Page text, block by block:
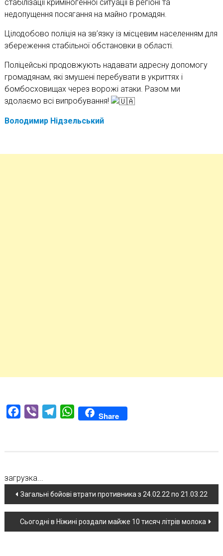
стабілізації криміногенної ситуації в регіоні та
недопущення посягання на майно громадян.
Цілодобово поліція на зв’язку із місцевим населенням для
збереження стабільної обстановки в області.
Поліцейські продовжують надавати адресну допомогу
громадянам, які змушені перебувати в укриттях і
бомбосховищах через ворожі атаки. Разом ми
здолаємо всі випробування!
Володимир Нідзельський
Facebook
Viber TelegramWhatsAppShare
загрузка...
Навігація
по
новині
Загальні бойові втрати противника з 24.02.22 по 21.03.22
Сьогодні в Ніжині роздали майже 10 тисяч літрів молока